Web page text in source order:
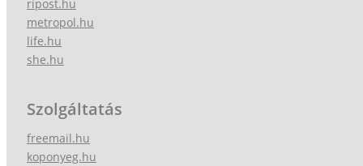
ripost.hu
metropol.hu
life.hu
she.hu
Szolgáltatás
freemail.hu
koponyeg.hu